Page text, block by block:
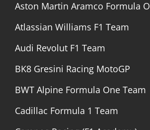
Aston Martin Aramco Formula
Atlassian Williams F1 Team
Audi Revolut F1 Team
BK8 Gresini Racing MotoGP
BWT Alpine Formula One Team
Cadillac Formula 1 Team